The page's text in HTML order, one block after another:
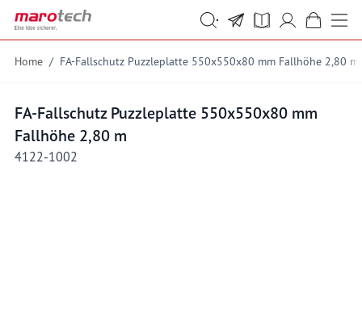
Skip to Content
Suche
Suche
Home / FA-Fallschutz Puzzleplatte 550x550x80 mm Fallhöhe 2,80 m
FA-Fallschutz Puzzleplatte 550x550x80 mm
Fallhöhe 2,80 m
4122-1002